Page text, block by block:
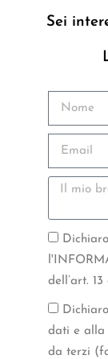
Sei
dell’art.
dati e alla
da terzi